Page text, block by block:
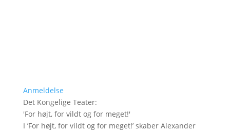
Anmeldelse
Det Kongelige Teater:
'For højt, for vildt og for meget!'
I ’For højt, for vildt og for meget!’ skaber Alexander